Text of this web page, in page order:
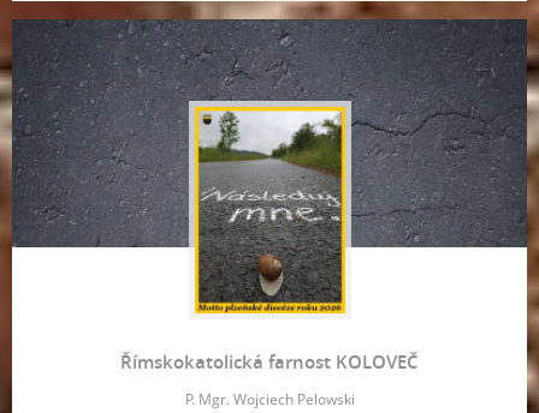
Římskokatolická farnost KOLOVEČ
P. Mgr. Wojciech Pelowski